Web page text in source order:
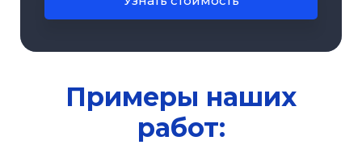
Примеры наших
работ: